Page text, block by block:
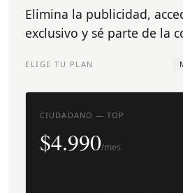
Elimina la publicidad,
exclusivo y sé parte de la
ELIGE TU PLAN
CIUDADANO — TOP
$4.990/mes